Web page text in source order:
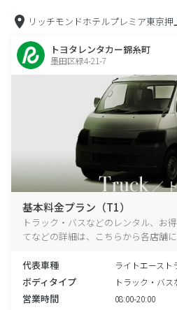
リッチモンドホテルプレミア東京押
トヨタレンタカー錦糸町
墨田区緑4-21-7
基本料金プラン（T1）
トラック・バスなどのレンタル、お
てなどの詳細は、こちらから各店舗に
代表車種 ライトエースト
ボディタイプ トラック・バス
営業時間 08:00-20:00